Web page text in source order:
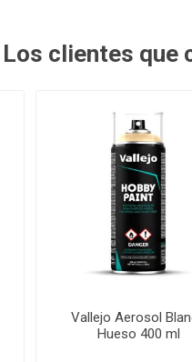
Los clientes que
Vallejo Aerosol
Hueso 400 ml